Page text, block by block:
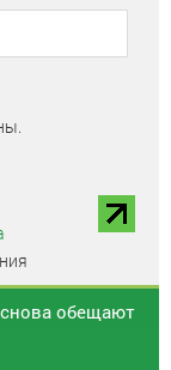
обещают